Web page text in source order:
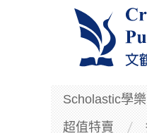
Scholastic學
超值特賣